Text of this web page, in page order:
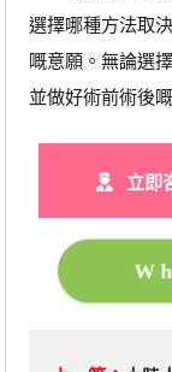
選擇哪種方法取
嘅意願。無論選
並做好術前術後
立即